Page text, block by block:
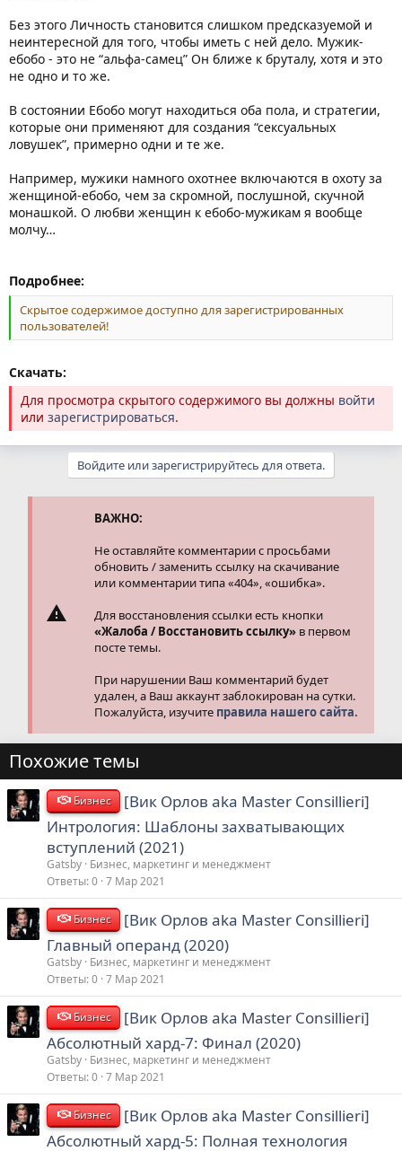
Без этого Личность становится слишком предсказуемой и
неинтересной для того, чтобы иметь с ней дело. Мужик-
ебобо - это не “альфа-самец” Он ближе к бруталу, хотя и это
не одно и то же.
В состоянии Ебобо могут находиться оба пола, и стратегии,
которые они применяют для создания “сексуальных
ловушек”, примерно одни и те же.
Например, мужики намного охотнее включаются в охоту за
женщиной-ебобо, чем за скромной, послушной, скучной
монашкой. О любви женщин к ебобо-мужикам я вообще
молчу…
Подробнее:
Скрытое содержимое доступно для зарегистрированных
пользователей!
Скачать:
Для просмотра скрытого содержимого вы должны войти
или зарегистрироваться.
Войдите или зарегистрируйтесь для ответа.
ВАЖНО:
Не оставляйте комментарии с просьбами
обновить / заменить ссылку на скачивание
или комментарии типа «404», «ошибка».
Для восстановления ссылки есть кнопки
«Жалоба / Восстановить ссылку» в первом
посте темы.
При нарушении Ваш комментарий будет
удален, а Ваш аккаунт заблокирован на сутки.
Пожалуйста, изучите правила нашего сайта.
Похожие темы
Бизнес
[Вик Орлов aka Master Consillieri]
Интрология: Шаблоны захватывающих
вступлений (2021)
Gatsby Бизнес, маркетинг и менеджмент
Ответы 0 7 Мар 2021
Бизнес
[Вик Орлов aka Master Consillieri]
Главный операнд (2020)
Gatsby Бизнес, маркетинг и менеджмент
Ответы 0 7 Мар 2021
Бизнес
[Вик Орлов aka Master Consillieri]
Абсолютный хард-7: Финал (2020)
Gatsby Бизнес, маркетинг и менеджмент
Ответы 0 7 Мар 2021
Бизнес
[Вик Орлов aka Master Consillieri]
Абсолютный хард-5: Полная технология